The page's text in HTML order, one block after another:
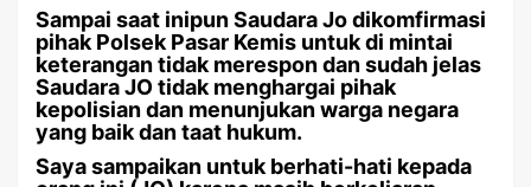
Sampai saat inipun Saudara Jo dikomfirmasi
pihak Polsek Pasar Kemis untuk di mintai
keterangan tidak merespon dan sudah jelas
Saudara JO tidak menghargai pihak
kepolisian dan menunjukan warga negara
yang baik dan taat hukum.
Saya sampaikan untuk berhati-hati kepada